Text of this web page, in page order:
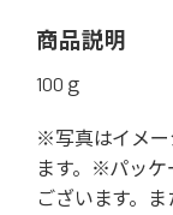
商品説明
100ｇ
※写真はイメー
ます。※パッケ
ございます。